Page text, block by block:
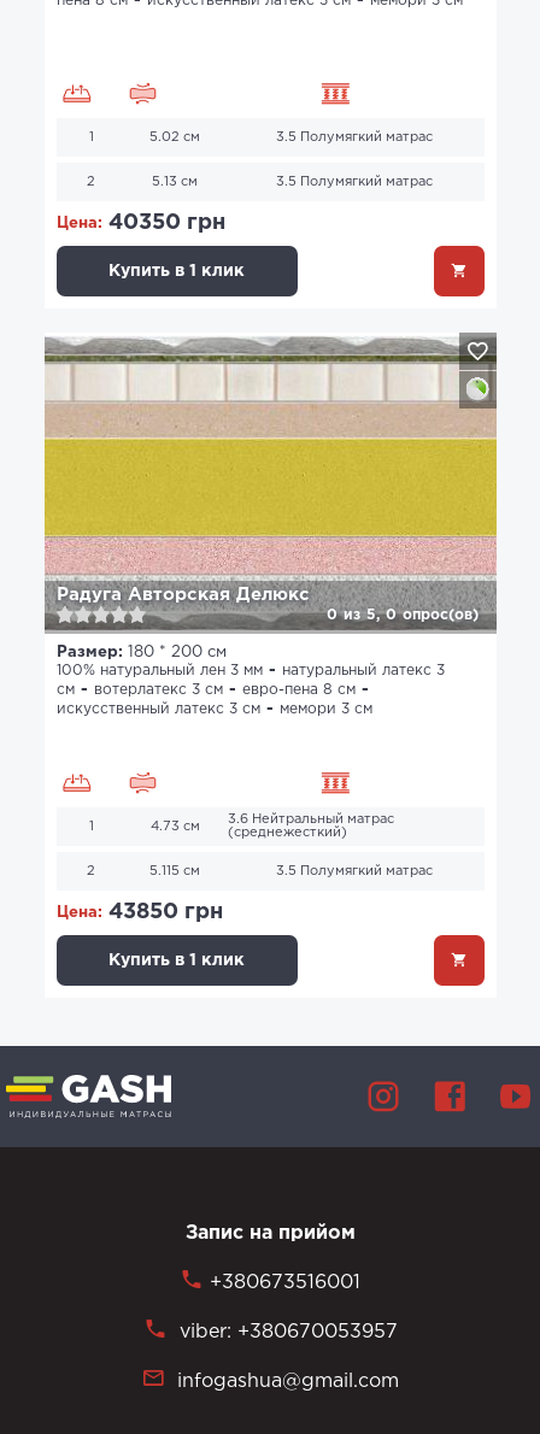
1 5.02 см 3.5 Полумягкий матрас
2 5.13 см 3.5 Полумягкий матрас
Цена: 40350 грн
Купить в 1 клик
Радуга Авторская Делюкс
0 из 5, 0 опрос(ов)
Размер: 180 * 200 см
100% натуральный лен 3 мм
натуральный латекс 3
см
вотерлатекс 3 см
евро-пена 8 см
искусственный латекс 3 см
мемори 3 см
1 4.73 см
3.6 Нейтральный матрас
(среднежесткий)
2 5.115 см 3.5 Полумягкий матрас
Цена: 43850 грн
Купить в 1 клик
Запис на прийом
+380673516001
viber: +380670053957
infogashua@gmail.com